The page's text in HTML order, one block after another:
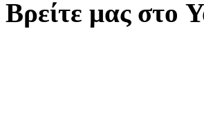
Βρείτε μας στο